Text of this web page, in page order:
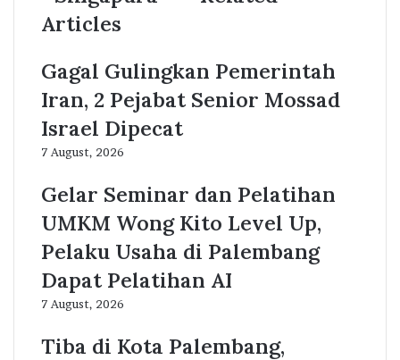
Articles
Gagal Gulingkan Pemerintah
Iran, 2 Pejabat Senior Mossad
Israel Dipecat
7 August, 2026
Gelar Seminar dan Pelatihan
UMKM Wong Kito Level Up,
Pelaku Usaha di Palembang
Dapat Pelatihan AI
7 August, 2026
Tiba di Kota Palembang,